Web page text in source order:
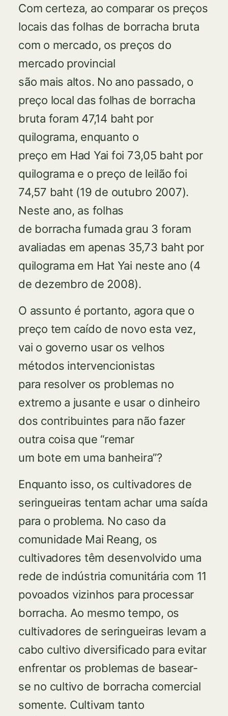
Com certeza, ao comparar os preços
locais das folhas de borracha bruta
com o mercado, os preços do
mercado provincial
são mais altos. No ano passado, o
preço local das folhas de borracha
bruta foram 47,14 baht por
quilograma, enquanto o
preço em Had Yai foi 73,05 baht por
quilograma e o preço de leilão foi
74,57 baht (19 de outubro 2007).
Neste ano, as folhas
de borracha fumada grau 3 foram
avaliadas em apenas 35,73 baht por
quilograma em Hat Yai neste ano (4
de dezembro de 2008).
O assunto é portanto, agora que o
preço tem caído de novo esta vez,
vai o governo usar os velhos
métodos intervencionistas
para resolver os problemas no
extremo a jusante e usar o dinheiro
dos contribuintes para não fazer
outra coisa que “remar
um bote em uma banheira”?
Enquanto isso, os cultivadores de
seringueiras tentam achar uma saída
para o problema. No caso da
comunidade Mai Reang, os
cultivadores têm desenvolvido uma
rede de indústria comunitária com 11
povoados vizinhos para processar
borracha. Ao mesmo tempo, os
cultivadores de seringueiras levam a
cabo cultivo diversificado para evitar
enfrentar os problemas de basear-
se no cultivo de borracha comercial
somente. Cultivam tanto